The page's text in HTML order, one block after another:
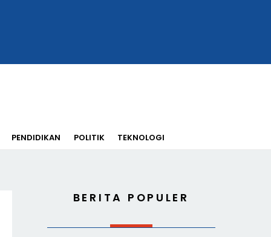
PENDIDIKAN POLITIK TEKNOLOGI
BERITA POPULER